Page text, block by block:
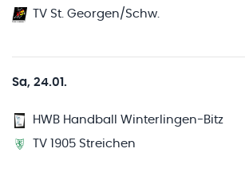
TV St. Georgen/Schw.
Sa, 24.01.
HWB Handball Winterlingen-Bitz
TV 1905 Streichen